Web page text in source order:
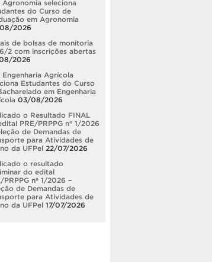
Agronomia seleciona
do Curso de
em Agronomia
2026
de bolsas de monitoria
2 com inscrições abertas
2026
Engenharia Agrícola
Estudantes do Curso
em Engenharia
03/08/2026
o Resultado FINAL
PRE/PRPPG nº 1/2026
de Demandas de
para Atividades de
da UFPel 22/07/2026
o resultado
do edital
PRPPG nº 1/2026 –
de Demandas de
para Atividades de
da UFPel 17/07/2026